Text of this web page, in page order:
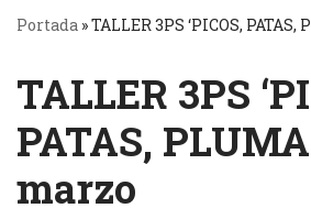
Portada »TALLER 3PS ‘PICOS,
TALLER 3PS
PATAS,
marzo